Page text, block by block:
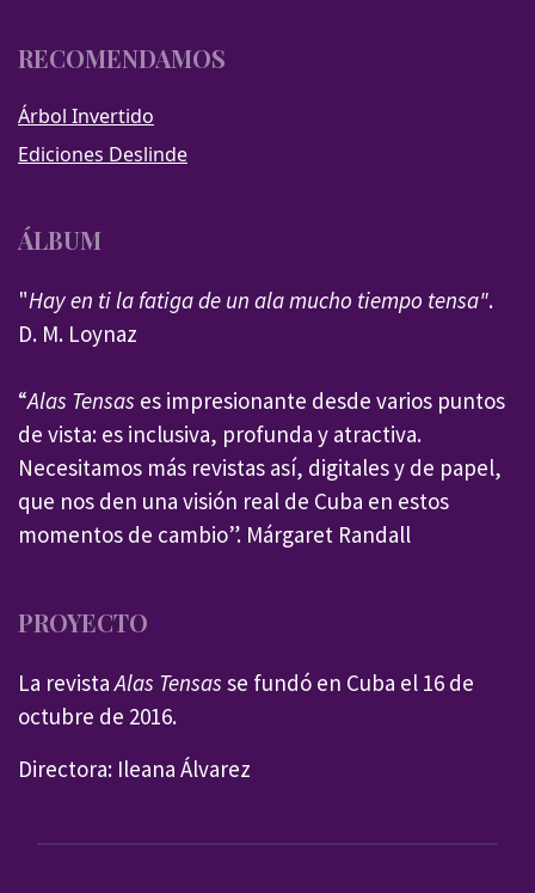
RECOMENDAMOS
Árbol Invertido
Ediciones Deslinde
ÁLBUM
"Hay en ti la fatiga de un ala mucho tiempo tensa".
D. M. Loynaz
“Alas Tensas es impresionante desde varios puntos
de vista: es inclusiva, profunda y atractiva.
Necesitamos más revistas así, digitales y de papel,
que nos den una visión real de Cuba en estos
momentos de cambio”. Márgaret Randall
PROYECTO
La revistaAlas Tensas se fundó en Cuba el 16 de
octubre de 2016.
Directora: Ileana Álvarez